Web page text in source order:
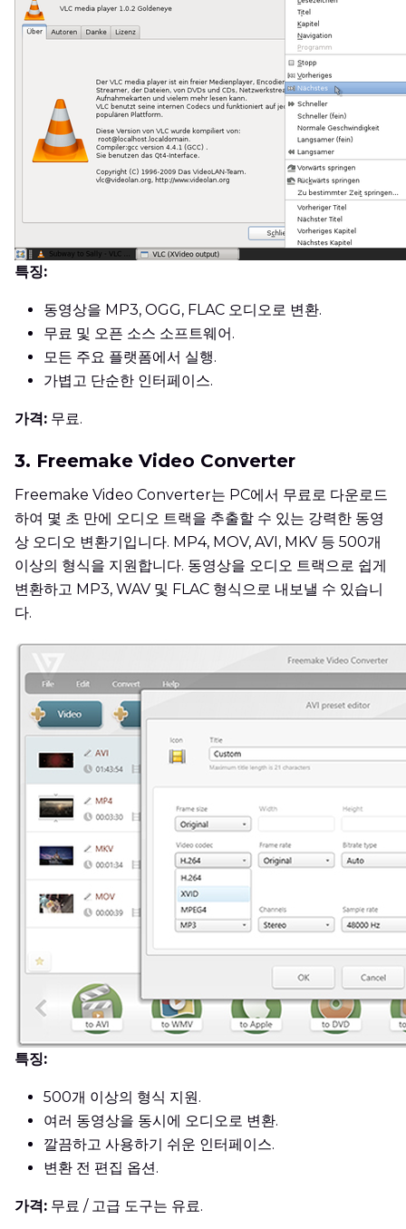
특징:
동영상을 MP3, OGG, FLAC 오디오로 변환.
무료 및 오픈 소스 소프트웨어.
모든 주요 플랫폼에서 실행.
가볍고 단순한 인터페이스.
가격: 무료.
3. Freemake Video Converter
Freemake Video Converter는 PC에서 무료로 다운로드
하여 몇 초 만에 오디오 트랙을 추출할 수 있는 강력한 동영
상 오디오 변환기입니다. MP4, MOV, AVI, MKV 등 500개
이상의 형식을 지원합니다. 동영상을 오디오 트랙으로 쉽게
변환하고 MP3, WAV 및 FLAC 형식으로 내보낼 수 있습니
다.
특징:
500개 이상의 형식 지원.
여러 동영상을 동시에 오디오로 변환.
깔끔하고 사용하기 쉬운 인터페이스.
변환 전 편집 옵션.
가격: 무료 / 고급 도구는 유료.